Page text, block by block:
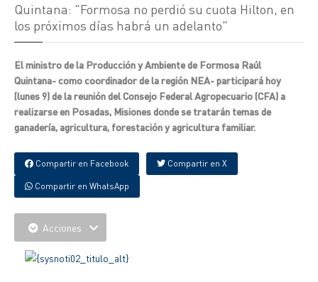
Quintana: "Formosa no perdió su cuota Hilton, en
los próximos días habrá un adelanto"
El ministro de la Producción y Ambiente de Formosa Raúl
Quintana- como coordinador de la región NEA- participará hoy
(lunes 9) de la reunión del Consejo Federal Agropecuario (CFA) a
realizarse en Posadas, Misiones donde se tratarán temas de
ganadería, agricultura, forestación y agricultura familiar.
Compartir en Facebook Compartir en X
Compartir en WhatsApp
Acciones